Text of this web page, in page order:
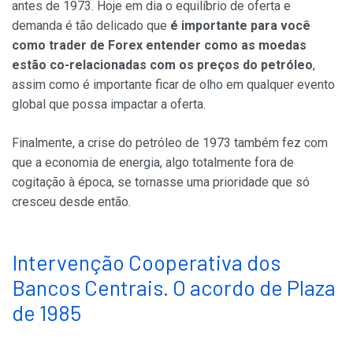
antes de 1973. Hoje em dia o equilíbrio de oferta e
demanda é tão delicado que é importante para você
como trader de Forex entender como as moedas
estão co-relacionadas com os preços do petróleo,
assim como é importante ficar de olho em qualquer evento
global que possa impactar a oferta.
Finalmente, a crise do petróleo de 1973 também fez com
que a economia de energia, algo totalmente fora de
cogitação à época, se tornasse uma prioridade que só
cresceu desde então.
Intervenção Cooperativa dos
Bancos Centrais. O acordo de Plaza
de 1985